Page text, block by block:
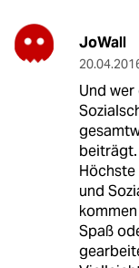
JoWall
Und
beiträgt.
und
Spaß